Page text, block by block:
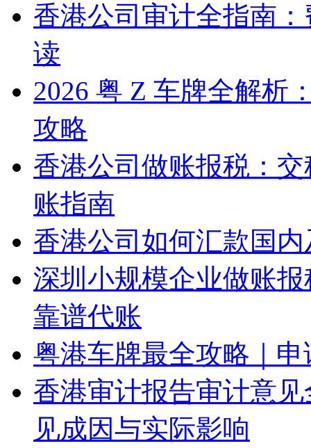
香港公司审计全指南
读
2026 粤 Z 车牌全解析
攻略
香港公司做账报税：
账指南
香港公司如何汇款国
深圳小规模企业做账
靠谱代账
粤港车牌最全攻略｜
香港审计报告审计意
见成因与实际影响